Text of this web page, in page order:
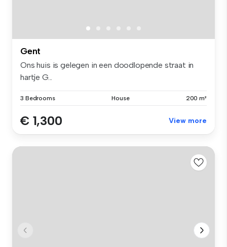
Gent
Ons huis is gelegen in een doodlopende straat in
hartje G...
3 Bedrooms House 200 m²
€ 1,300 View more